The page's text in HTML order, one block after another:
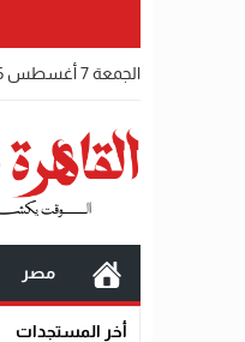
الجمعة 7 أغسطس 2026 - 12:10 مساءً
مصر
أخر المستجدات2026-2027: أربعة محاذير قانونية واجتماعية تحرم المتقدمين من القبول رسميًا